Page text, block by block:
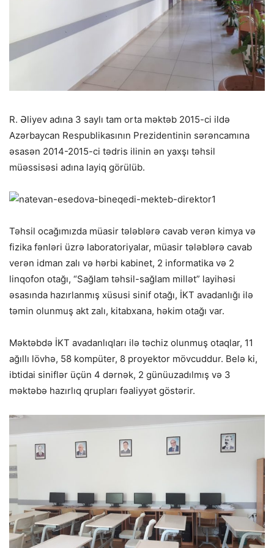
R. Əliyev adına 3 saylı tam orta məktəb 2015-ci ildə
Azərbaycan Respublikasının Prezidentinin sərəncamına
əsasən 2014-2015-ci tədris ilinin ən yaxşı təhsil
müəssisəsi adına layiq görülüb.
Təhsil ocağımızda müasir tələblərə cavab verən kimya və
fizika fənləri üzrə laboratoriyalar, müasir tələblərə cavab
verən idman zalı və hərbi kabinet, 2 informatika və 2
linqofon otağı, “Sağlam təhsil-sağlam millət” layihəsi
əsasında hazırlanmış xüsusi sinif otağı, İKT avadanlığı ilə
təmin olunmuş akt zalı, kitabxana, həkim otağı var.
Məktəbdə İKT avadanlıqları ilə təchiz olunmuş otaqlar, 11
ağıllı lövhə, 58 kompüter, 8 proyektor mövcuddur. Belə ki,
ibtidai siniflər üçün 4 dərnək, 2 günüuzadılmış və 3
məktəbə hazırlıq qrupları fəaliyyət göstərir.